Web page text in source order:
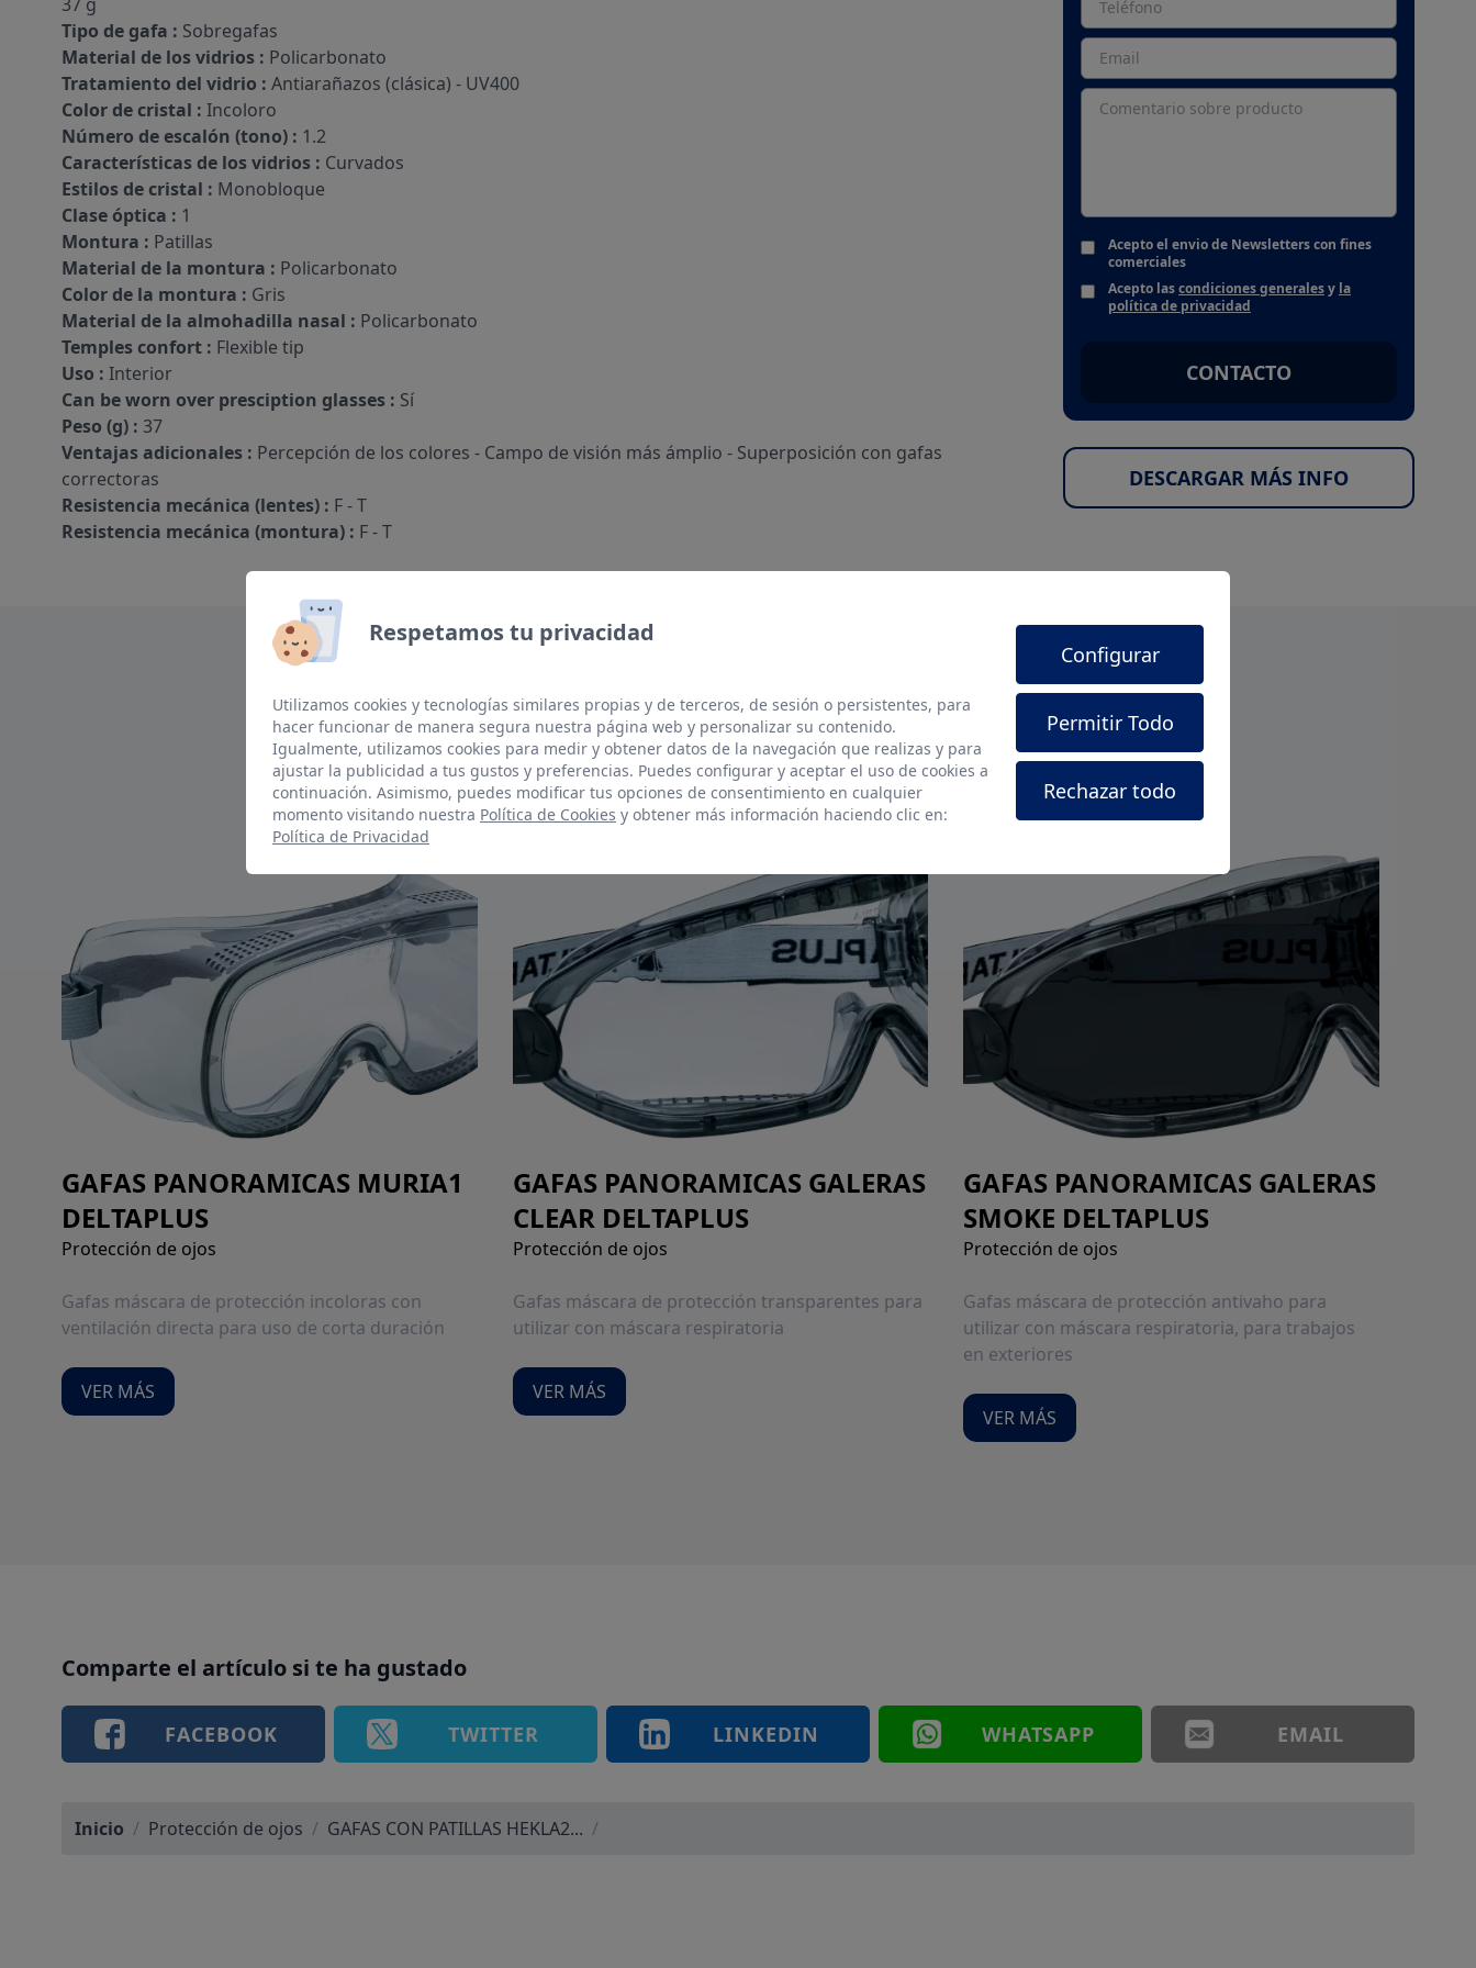
Tipo de gafa : Sobregafas
Material de los vidrios : Policarbonato
Tratamiento del vidrio : Antiarañazos (clásica) - UV400
Color de cristal : Incoloro
Número de escalón (tono) : 1.2
Características de los vidrios : Curvados
Estilos de cristal : Monobloque
Clase óptica : 1
Montura : Patillas
Material de la montura : Policarbonato
Color de la montura : Gris
Material de la almohadilla nasal : Policarbonato
Temples confort : Flexible tip
Uso : Interior
Can be worn over presciption glasses : Sí
Peso (g) : 37
Ventajas adicionales : Percepción de los colores - Campo de visión más ámplio - Superposición con gafas
correctoras
Resistencia mecánica (lentes) : F - T
Resistencia mecánica (montura) : F - T
Acepto el envio de Newsletters con fines
comerciales
Acepto lascondiciones generalesy la
política de privacidad
CONTACTO
DESCARGAR MÁS INFO
TE PUEDE INTERESAR
Productos relacionados
GAFAS PANORAMICAS MURIA1
DELTAPLUS
Protección de ojos
Gafas máscara de protección incoloras con
ventilación directa para uso de corta duración
VER MÁS
GAFAS PANORAMICAS GALERAS
CLEAR DELTAPLUS
Protección de ojos
Gafas máscara de protección transparentes para
utilizar con máscara respiratoria
VER MÁS
GAFAS PANORAMICAS GALERAS
SMOKE DELTAPLUS
Protección de ojos
Gafas máscara de protección antivaho para
utilizar con máscara respiratoria, para trabajos
en exteriores
VER MÁS
Comparte el artículo si te ha gustado
FACEBOOK TWITTER LINKEDIN WHATSAPP EMAIL
Inicio / Protección de ojos / GAFAS CON PATILLAS HEKLA2... /
Respetamos tu privacidad
Utilizamos cookies y tecnologías similares propias y de terceros, de sesión o persistentes, para
hacer funcionar de manera segura nuestra página web y personalizar su contenido.
Igualmente, utilizamos cookies para medir y obtener datos de la navegación que realizas y para
ajustar la publicidad a tus gustos y preferencias. Puedes configurar y aceptar el uso de cookies a
continuación. Asimismo, puedes modificar tus opciones de consentimiento en cualquier
momento visitando nuestra Política de Cookies y obtener más información haciendo clic en:
Política de Privacidad
Configurar
Permitir Todo
Rechazar todo